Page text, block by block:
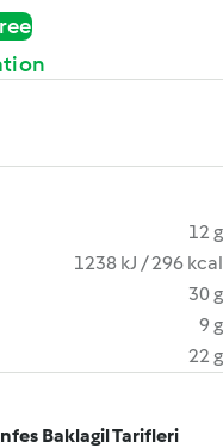
12 g
1238 kJ / 296 kcal
30 g
9 g
22 g
Baklagil Tarifleri